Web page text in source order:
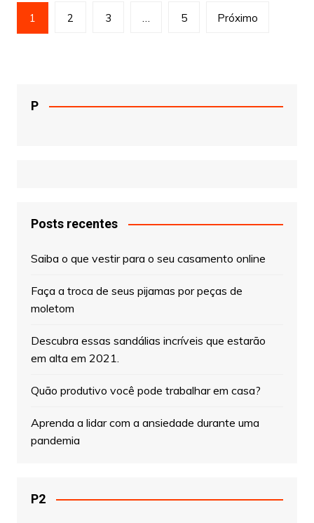
Paginação
de
1 2 3 … 5 Próximo
P
Posts recentes
Saiba o que vestir para o seu casamento online
Faça a troca de seus pijamas por peças de
moletom
Descubra essas sandálias incríveis que estarão
em alta em 2021.
Quão produtivo você pode trabalhar em casa?
Aprenda a lidar com a ansiedade durante uma
pandemia
P2